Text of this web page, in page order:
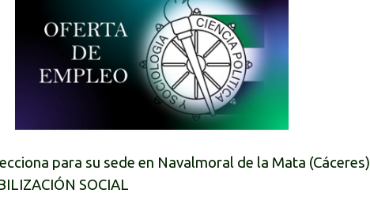
para su sede en Navalmoral de la Mata (Cáceres)
SOCIAL